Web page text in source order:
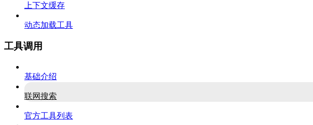
上下文缓存
动态加载工具
工具调用
基础介绍
联网搜索
官方工具列表